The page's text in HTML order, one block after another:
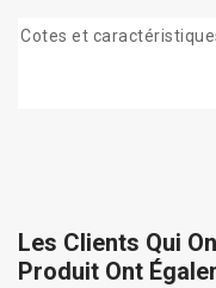
Cotes et
Les Clients Qui
Produit Ont